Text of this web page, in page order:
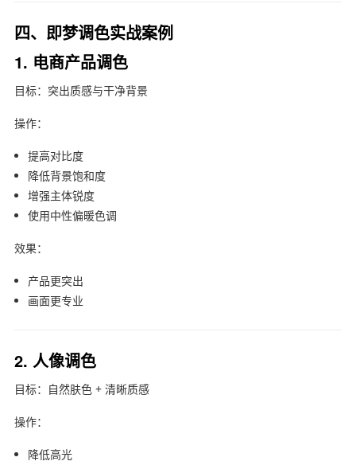
四、即梦调色实战案例
1. 电商产品调色
目标：突出质感与干净背景
操作：
提高对比度
降低背景饱和度
增强主体锐度
使用中性偏暖色调
效果：
产品更突出
画面更专业
2. 人像调色
目标：自然肤色 + 清晰质感
操作：
降低高光